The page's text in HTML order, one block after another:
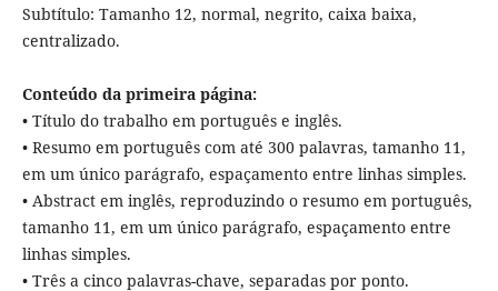
Subtítulo: Tamanho 12, normal, negrito, caixa baixa,
centralizado.
Conteúdo da primeira página:
• Título do trabalho em português e inglês.
• Resumo em português com até 300 palavras, tamanho 11,
em um único parágrafo, espaçamento entre linhas simples.
• Abstract em inglês, reproduzindo o resumo em português,
tamanho 11, em um único parágrafo, espaçamento entre
linhas simples.
• Três a cinco palavras-chave, separadas por ponto.